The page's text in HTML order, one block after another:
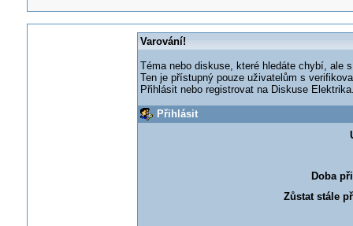
Varování!
Téma nebo diskuse, které hledáte chybí, ale
Ten je přístupný pouze uživatelům s
Přihlásit nebo registrovat na Diskuse
Přihlásit
Doba
Zůstat stále